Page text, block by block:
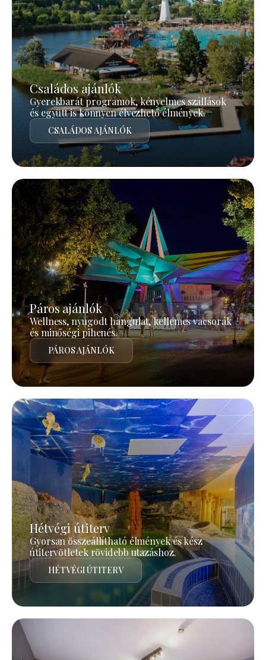
Családos ajánlók
Gyerekbarát programok, kényelmes szállások
és együtt is könnyen élvezhető élmények.
CSALÁDOS AJÁNLÓK
Páros ajánlók
Wellness, nyugodt hangulat, kellemes vacsorák
és minőségi pihenés.
PÁROS AJÁNLÓK
Hétvégi útiterv
Gyorsan összeállítható élmények és kész
útitervötletek rövidebb utazáshoz.
HÉTVÉGI ÚTITERV